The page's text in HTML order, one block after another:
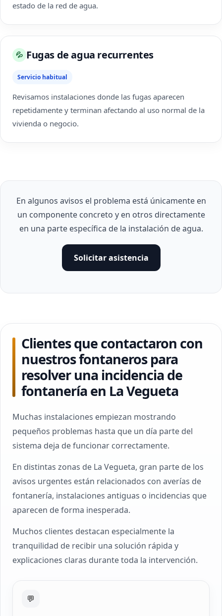
estado de la red de agua.
💦 Fugas de agua recurrentes
Servicio habitual
Revisamos instalaciones donde las fugas aparecen
repetidamente y terminan afectando al uso normal de la
vivienda o negocio.
En algunos avisos el problema está únicamente en
un componente concreto y en otros directamente
en una parte específica de la instalación de agua.
Solicitar asistencia
Clientes que contactaron con
nuestros fontaneros para
resolver una incidencia de
fontanería en La Vegueta
Muchas instalaciones empiezan mostrando
pequeños problemas hasta que un día parte del
sistema deja de funcionar correctamente.
En distintas zonas de La Vegueta, gran parte de los
avisos urgentes están relacionados con averías de
fontanería, instalaciones antiguas o incidencias que
aparecen de forma inesperada.
Muchos clientes destacan especialmente la
tranquilidad de recibir una solución rápida y
explicaciones claras durante toda la intervención.
💬